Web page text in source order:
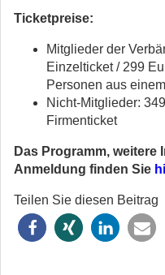
Ticketpreise:
Mitglieder der
Einzelticket / 299
Personen aus
Nicht-Mitglieder:
Firmenticket
Das Programm,
Anmeldung finden Sie
Teilen Sie diesen Beitrag